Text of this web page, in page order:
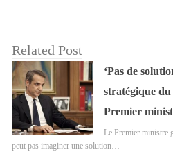
Related Post
‘Pas de
stratégique du
Premier
Le Premier ministre
peut pas imaginer une solution…